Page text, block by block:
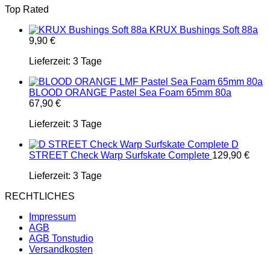
Top Rated
KRUX Bushings Soft 88a
9,90 €
Lieferzeit: 3 Tage
BLOOD ORANGE Pastel Sea Foam 65mm 80a
67,90 €
Lieferzeit: 3 Tage
D
STREET Check Warp Surfskate Complete 129,90 €
Lieferzeit: 3 Tage
RECHTLICHES
Impressum
AGB
AGB Tonstudio
Versandkosten